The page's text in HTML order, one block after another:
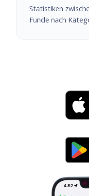
Statistiken
Funde nach